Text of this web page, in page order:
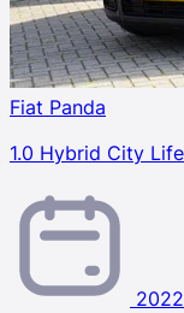
Fiat Panda
1.0 Hybrid City
2022